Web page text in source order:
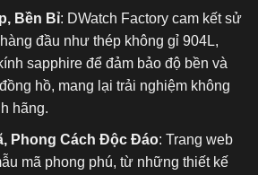
Bền Bỉ: DWatch Factory cam kết sử
đầu như thép không gỉ 904L,
sapphire để đảm bảo độ bền và
hồ, mang lại trải nghiệm không
hãng.
Phong Cách Độc Đáo: Trang web
mã phong phú, từ những thiết kế